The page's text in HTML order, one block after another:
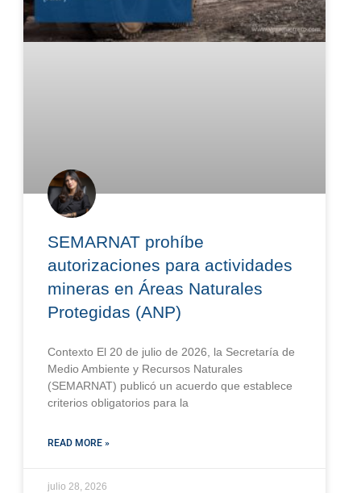
SEMARNAT prohíbe
autorizaciones para actividades
mineras en Áreas Naturales
Protegidas (ANP)
Contexto El 20 de julio de 2026, la Secretaría de
Medio Ambiente y Recursos Naturales
(SEMARNAT) publicó un acuerdo que establece
criterios obligatorios para la
READ MORE »
julio 28, 2026